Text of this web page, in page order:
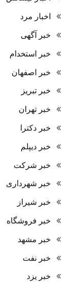
اخبار مرد
خبر آگهی
خبر استخدام
خبر اصفهان
خبر تبریز
خبر تهران
خبر دکترا
خبر دیپلم
خبر شرکت
خبر شهرداری
خبر شیراز
خبر فروشگاه
خبر مشهد
خبر نفت
خبر یزد